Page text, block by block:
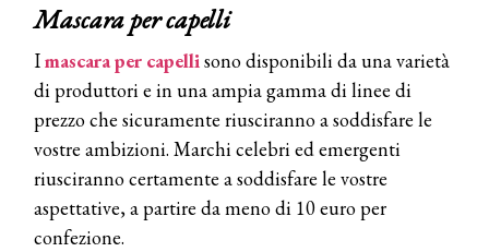
Mascara per capelli
Imascara per capellisono disponibili da una varietà
di produttori e in una ampia gamma di linee di
prezzo che sicuramente riusciranno a soddisfare le
vostre ambizioni. Marchi celebri ed emergenti
riusciranno certamente a soddisfare le vostre
aspettative, a partire da meno di 10 euro per
confezione.